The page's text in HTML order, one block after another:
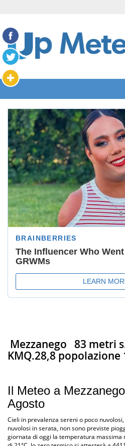
Mezzanego 83 metri
KMQ.28,8 popolazione
Il Meteo a
Agosto
Cieli in prevalenza sereni o poco
nuvolosi in serata, non sono previste
giornata di oggi la temperatura massima